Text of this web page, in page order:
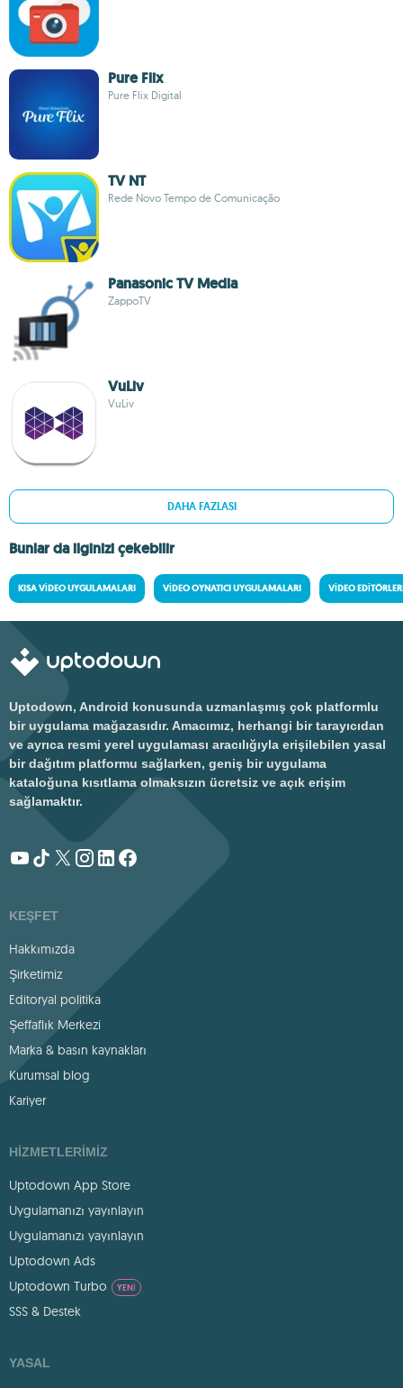
Pure Flix
Pure Flix Digital
TV NT
Rede Novo Tempo de Comunicação
Panasonic TV Media
ZappoTV
VuLiv
VuLiv
DAHA FAZLASI
Bunlar da ilginizi çekebilir
KISA VIDEO UYGULAMALARI VIDEO OYNATICI UYGULAMALARI VIDEO
Uptodown, Android konusunda uzmanlaşmış çok platformlu
bir uygulama mağazasıdır. Amacımız, herhangi bir tarayıcıdan
ve ayrıca resmi yerel uygulaması aracılığıyla erişilebilen yasal
bir dağıtım platformu sağlarken, geniş bir uygulama
kataloğuna kısıtlama olmaksızın ücretsiz ve açık erişim
sağlamaktır.
KEŞFET
Hakkımızda
Şirketimiz
Editoryal politika
Şeffaflık Merkezi
Marka & basın kaynakları
Kurumsal blog
Kariyer
HIZMETLERIMIZ
Uptodown App Store
Uygulamanızı yayınlayın
Uygulamanızı yayınlayın
Uptodown Ads
Uptodown Turbo
YENI
SSS & Destek
YASAL